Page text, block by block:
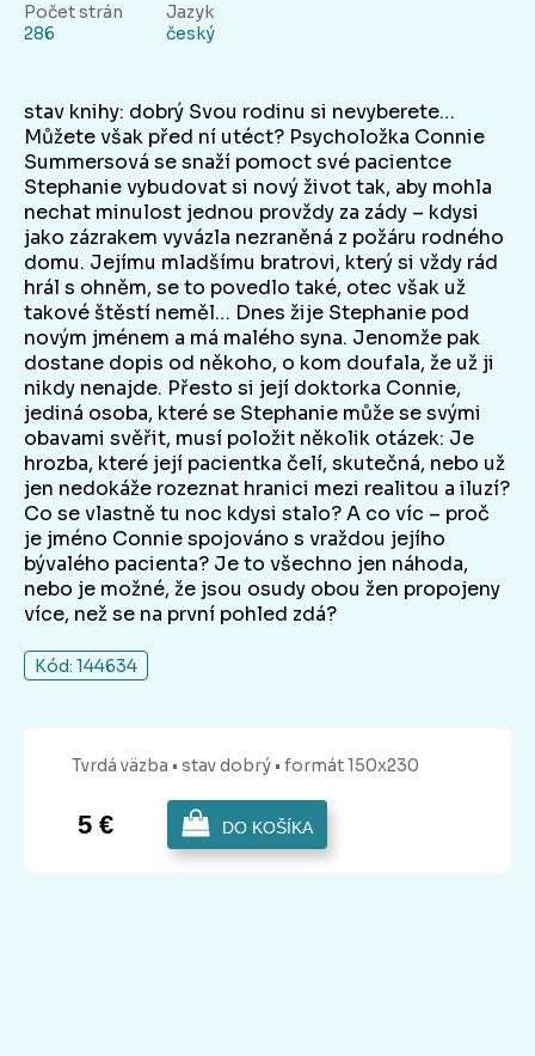
Počet strán
286
Jazyk
český
stav knihy: dobrý Svou rodinu si nevyberete…
Můžete však před ní utéct? Psycholožka Connie
Summersová se snaží pomoct své pacientce
Stephanie vybudovat si nový život tak, aby mohla
nechat minulost jednou provždy za zády – kdysi
jako zázrakem vyvázla nezraněná z požáru rodného
domu. Jejímu mladšímu bratrovi, který si vždy rád
hrál s ohněm, se to povedlo také, otec však už
takové štěstí neměl… Dnes žije Stephanie pod
novým jménem a má malého syna. Jenomže pak
dostane dopis od někoho, o kom doufala, že už ji
nikdy nenajde. Přesto si její doktorka Connie,
jediná osoba, které se Stephanie může se svými
obavami svěřit, musí položit několik otázek: Je
hrozba, které její pacientka čelí, skutečná, nebo už
jen nedokáže rozeznat hranici mezi realitou a iluzí?
Co se vlastně tu noc kdysi stalo? A co víc – proč
je jméno Connie spojováno s vraždou jejího
bývalého pacienta? Je to všechno jen náhoda,
nebo je možné, že jsou osudy obou žen propojeny
více, než se na první pohled zdá?
Kód: 144634
Tvrdá väzba • stav dobrý • formát 150x230
5 € DO KOŠÍKA